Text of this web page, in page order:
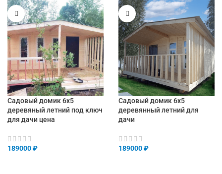
Садовый домик 6х5
деревяный летний под ключ
для дачи цена
189000₽
Садовый домик 6х5
деревянный летний для
дачи
189000₽